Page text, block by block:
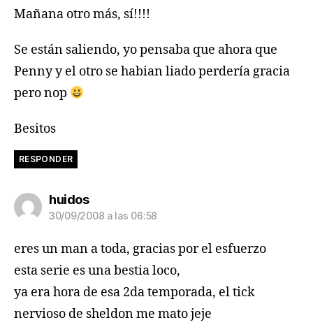
Mañana otro más, sí!!!!
Se están saliendo, yo pensaba que ahora que
Penny y el otro se habian liado perdería gracia
pero nop
Besitos
RESPONDER
huidosdice:
30/09/2008 a las 06:58
eres un man a toda, gracias por el esfuerzo
esta serie es una bestia loco,
ya era hora de esa 2da temporada, el tick
nervioso de sheldon me mato jeje